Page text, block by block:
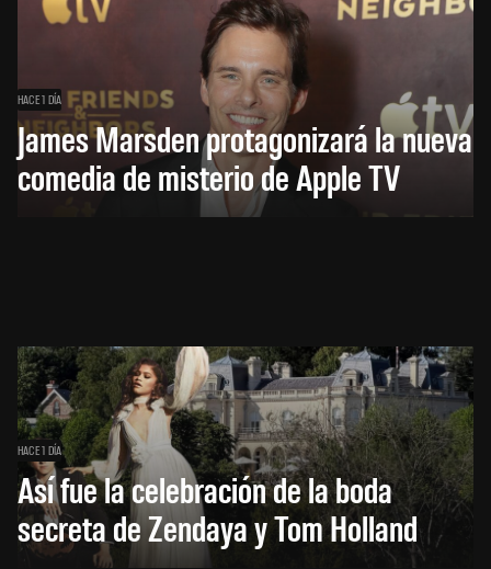
HACE 1 DÍA
James Marsden protagonizará la nueva
comedia de misterio de Apple TV
HACE 1 DÍA
Así fue la celebración de la boda
secreta de Zendaya y Tom Holland